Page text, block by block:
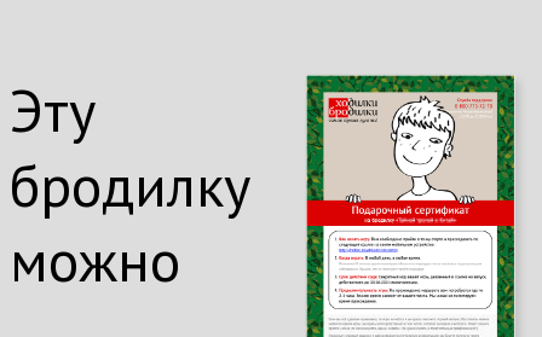
Эту
бродилку
можно